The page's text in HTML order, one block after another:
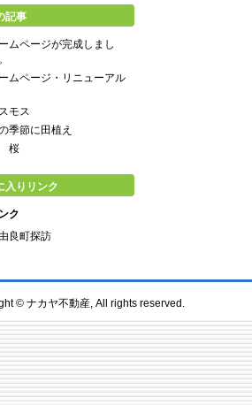
年2月
年8月
年7月
年6月
年5月
年2月
年12月
年10月
年8月
年7月
年4月
年1月
年12月
年11月
年10月
記事
ムページが完成しまし
ムページ・リニューアル
モス
季節に田植え
桜
入りリンク
ク
由良町探訪
© ナカヤ不動産, All rights reserved.